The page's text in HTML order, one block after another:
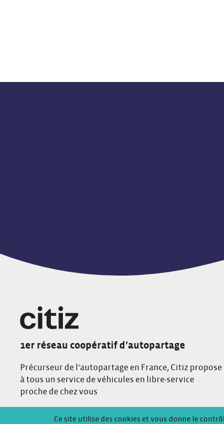
1er réseau coopératif d’autopartage
Précurseur de l’autopartage en France, Citiz propose
à tous un service de véhicules en libre-service
proche de chez vous
Ce site utilise des cookies et vous donne le